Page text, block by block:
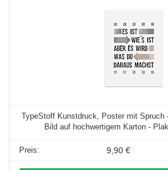
TypeStoff Kunstdruck, Poster mit Spruch
Bild auf hochwertigem Karton -
9,90 €